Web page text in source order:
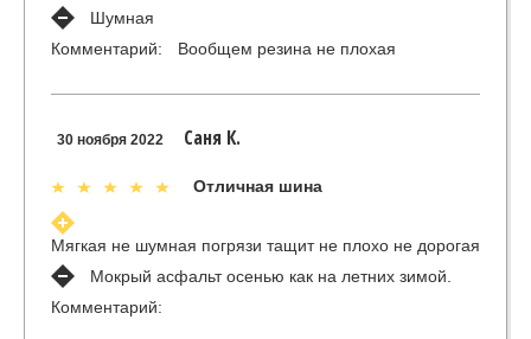
Шумная
Комментарий:
Вообщем резина не плохая
30 ноября 2022 Саня К.
Отличная шина
Мягкая не шумная погрязи тащит не плохо не дорогая
Мокрый асфальт осенью как на летних зимой.
Комментарий: